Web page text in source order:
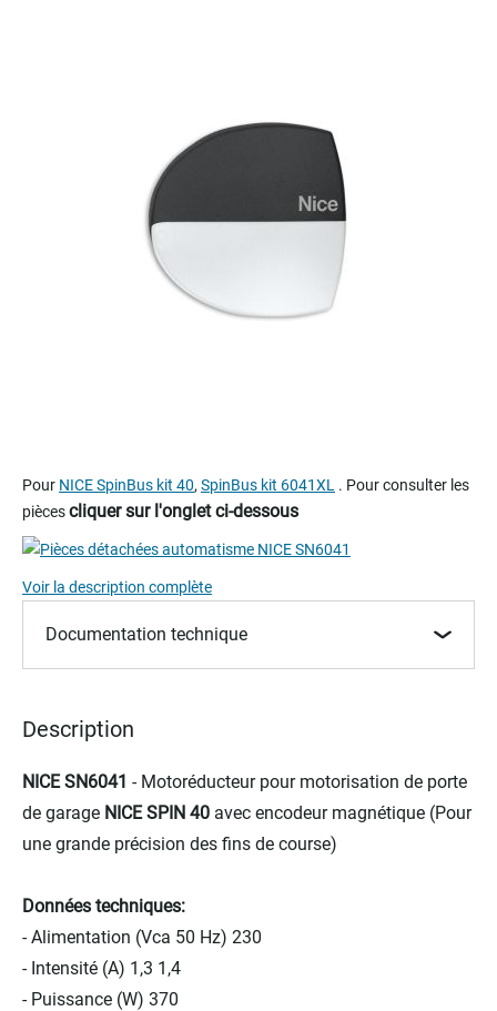
to
the
beginning
of
images
Pour NICE SpinBus kit 40, SpinBus kit 6041XL . Pour consulter les
piècescliquer sur l'onglet ci-dessous
Voir la description complète
Documentation technique
Description
NICE SN6041 - Motoréducteur pour motorisation de porte
de garage NICE SPIN 40 avec encodeur magnétique (Pour
une grande précision des fins de course)
Données techniques:
- Alimentation (Vca 50 Hz) 230
- Intensité (A) 1,3 1,4
- Puissance (W) 370